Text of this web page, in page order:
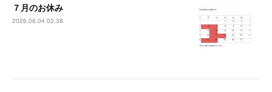
７月のお休み
2026.06.04 02:38